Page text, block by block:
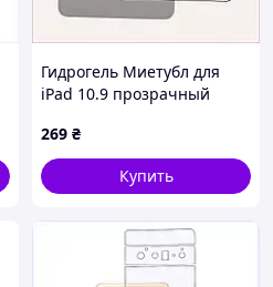
Гидрогель Миетубл для
iPad 10.9 прозрачный
P818P890C
269 ₴
Купить